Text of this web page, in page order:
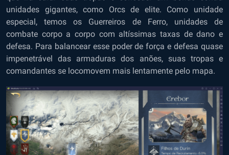
unidades gigantes, como Orcs de elite. Como unidade
especial, temos os Guerreiros de Ferro, unidades de
combate corpo a corpo com altíssimas taxas de dano e
defesa. Para balancear esse poder de força e defesa quase
impenetrável das armaduras dos anões, suas tropas e
comandantes se locomovem mais lentamente pelo mapa.